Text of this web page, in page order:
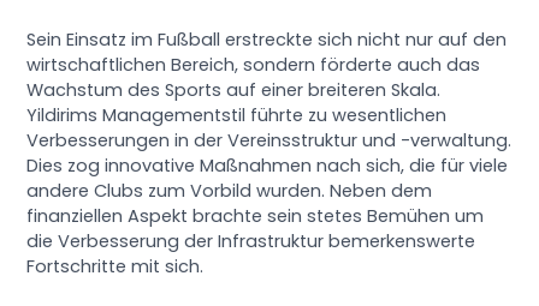
Sein Einsatz im Fußball erstreckte sich nicht nur auf den
wirtschaftlichen Bereich, sondern förderte auch das
Wachstum des Sports auf einer breiteren Skala.
Yildirims Managementstil führte zu wesentlichen
Verbesserungen in der Vereinsstruktur und -verwaltung.
Dies zog innovative Maßnahmen nach sich, die für viele
andere Clubs zum Vorbild wurden. Neben dem
finanziellen Aspekt brachte sein stetes Bemühen um
die Verbesserung der Infrastruktur bemerkenswerte
Fortschritte mit sich.